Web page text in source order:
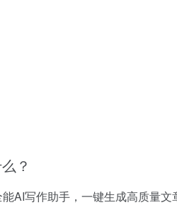
？
AI写作助手，一键生成高质量